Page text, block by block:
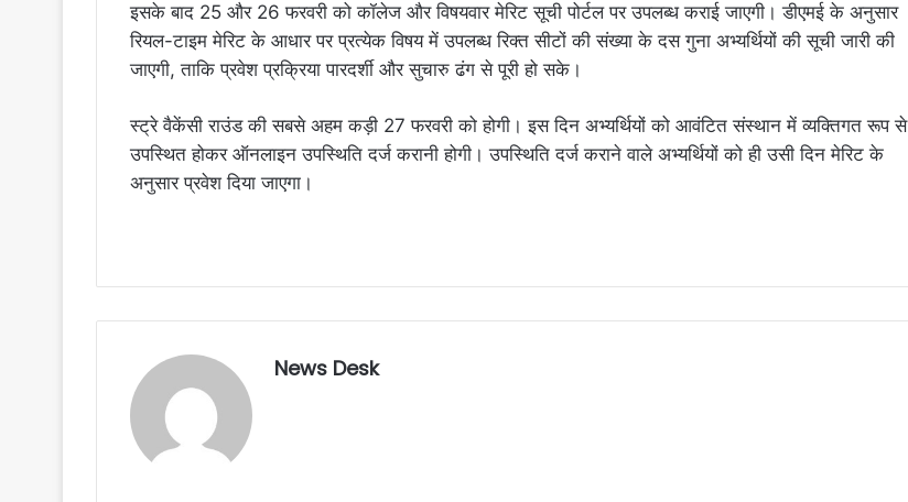
इसके बाद 25 और 26 फरवरी को कॉलेज और विषयवार मेरिट सूची पोर्टल पर उपलब्ध कराई जाएगी। डीएमई के अनुसार
रियल-टाइम मेरिट के आधार पर प्रत्येक विषय में उपलब्ध रिक्त सीटों की संख्या के दस गुना अभ्यर्थियों की सूची जारी की
जाएगी, ताकि प्रवेश प्रक्रिया पारदर्शी और सुचारु ढंग से पूरी हो सके।
स्ट्रे वैकेंसी राउंड की सबसे अहम कड़ी 27 फरवरी को होगी। इस दिन अभ्यर्थियों को आवंटित संस्थान में व्यक्तिगत रूप से
उपस्थित होकर ऑनलाइन उपस्थिति दर्ज करानी होगी। उपस्थिति दर्ज कराने वाले अभ्यर्थियों को ही उसी दिन मेरिट के
अनुसार प्रवेश दिया जाएगा।
News Desk